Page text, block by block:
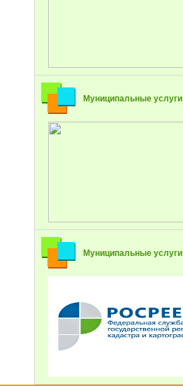
Муниципальные услуги
Муниципальные услуги